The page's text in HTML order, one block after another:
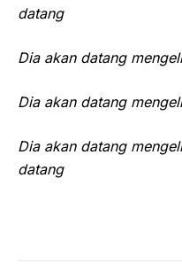
datang
Dia akan datang
Dia akan datang
Dia akan datang
datang